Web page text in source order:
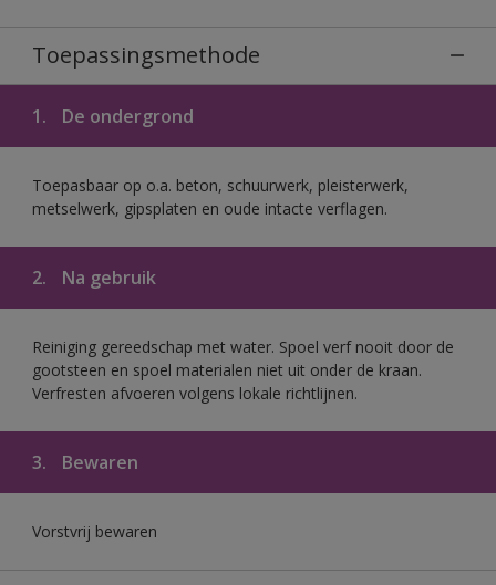
Toepassingsmethode
1. De ondergrond
Toepasbaar op o.a. beton, schuurwerk, pleisterwerk,
metselwerk, gipsplaten en oude intacte verflagen.
2. Na gebruik
Reiniging gereedschap met water. Spoel verf nooit door de
gootsteen en spoel materialen niet uit onder de kraan.
Verfresten afvoeren volgens lokale richtlijnen.
3. Bewaren
Vorstvrij bewaren